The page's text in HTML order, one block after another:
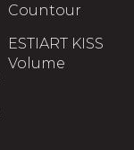
Countour
ESTIART KISS
Volume